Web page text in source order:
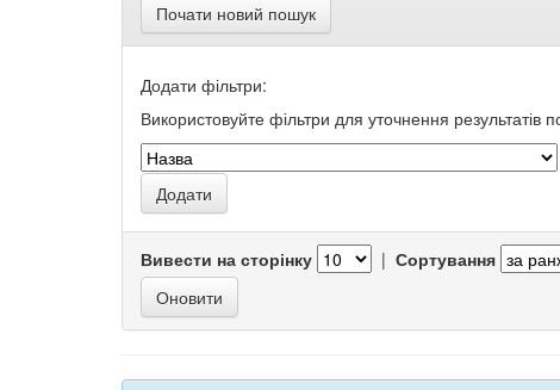
Почати новий пошук
Додати фільтри:
Використовуйте фільтри для уточнення результатів
Вивести на сторінку | Сортування